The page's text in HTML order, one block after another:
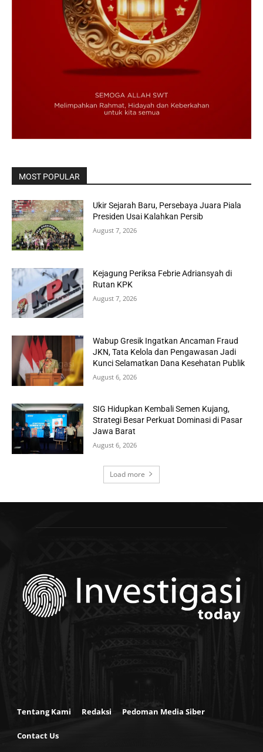
MOST POPULAR
Ukir Sejarah Baru, Persebaya Juara Piala
Presiden Usai Kalahkan Persib
August 7, 2026
Kejagung Periksa Febrie Adriansyah di
Rutan KPK
August 7, 2026
Wabup Gresik Ingatkan Ancaman Fraud
JKN, Tata Kelola dan Pengawasan Jadi
Kunci Selamatkan Dana Kesehatan Publik
August 6, 2026
SIG Hidupkan Kembali Semen Kujang,
Strategi Besar Perkuat Dominasi di Pasar
Jawa Barat
August 6, 2026
Load more
Tentang Kami Redaksi Pedoman Media Siber
Contact Us